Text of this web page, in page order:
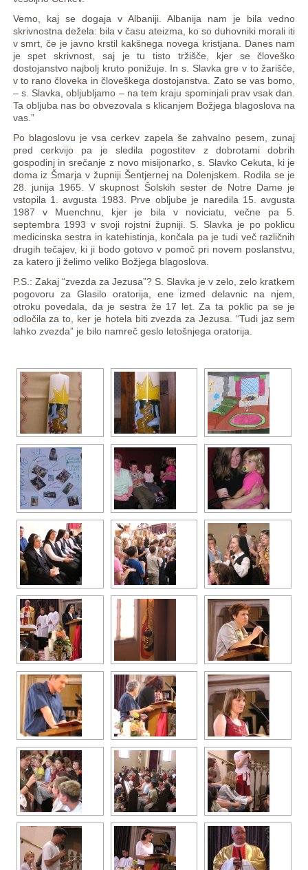
Vemo, kaj se dogaja v Albaniji. Albanija nam je bila vedno
skrivnostna dežela: bila v času ateizma, ko so duhovniki morali iti
v smrt, če je javno krstil kakšnega novega kristjana. Danes nam
je spet skrivnost, saj je tu tisto tržišče, kjer se človeško
dostojanstvo najbolj kruto ponižuje. In s. Slavka gre v to žarišče,
v to rano človeka in človeškega dostojanstva. Zato se vas bomo,
– s. Slavka, obljubljamo – na tem kraju spominjali prav vsak dan.
Ta obljuba nas bo obvezovala s klicanjem Božjega blagoslova na
vas.”
Po blagoslovu je vsa cerkev zapela še zahvalno pesem, zunaj
pred cerkvijo pa je sledila pogostitev z dobrotami dobrih
gospodinj in srečanje z novo misijonarko, s. Slavko Cekuta, ki je
doma iz Šmarja v župniji Šentjernej na Dolenjskem. Rodila se je
28. junija 1965. V skupnost Šolskih sester de Notre Dame je
vstopila 1. avgusta 1983. Prve obljube je naredila 15. avgusta
1987 v Muenchnu, kjer je bila v noviciatu, večne pa 5.
septembra 1993 v svoji rojstni župniji. S. Slavka je po poklicu
medicinska sestra in katehistinja, končala pa je tudi več različnih
drugih tečajev, ki ji bodo gotovo v pomoč pri novem poslanstvu,
za katero ji želimo veliko Božjega blagoslova.
P.S.: Zakaj “zvezda za Jezusa”? S. Slavka je v zelo, zelo kratkem
pogovoru za Glasilo oratorija, ene izmed delavnic na njem,
otroku povedala, da je sestra že 17 let. Za ta poklic pa se je
odločila za to, ker je hotela biti zvezda za Jezusa. “Tudi jaz sem
lahko zvezda” je bilo namreč geslo letošnjega oratorija.